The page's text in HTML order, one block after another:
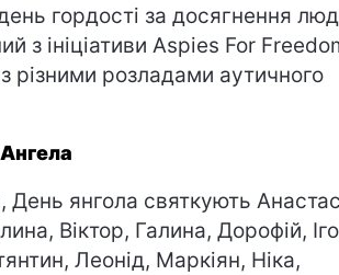
гордості за досягнення
з ініціативи Aspies For
різними розладами аутичного
День янгола святкують
Віктор, Галина, Дорофій,
Леонід, Маркіян, Ніка,